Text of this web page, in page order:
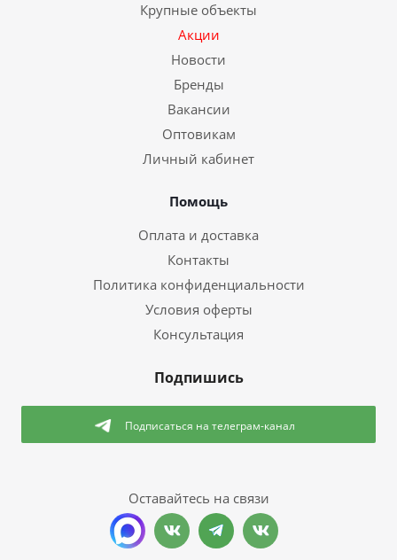
Крупные объекты
Акции
Новости
Бренды
Вакансии
Оптовикам
Личный кабинет
Помощь
Оплата и доставка
Контакты
Политика конфиденциальности
Условия оферты
Консультация
Подпишись
Подписаться на телеграм-канал
Оставайтесь на связи